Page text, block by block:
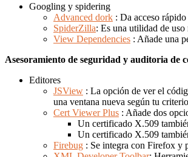
Googling y spidering
Advanced dork : Da acceso
SpiderZilla: Es una utilidad de
View Dependencies : Añade una
Asesoramiento de seguridad y auditoria de
Editores
JSView : La opción de ver el
una ventana nueva según tu
Cert Viewer Plus : Añade dos
Un certificado X.509
Un certificado X.509
Firebug : Se integra con Firefox y